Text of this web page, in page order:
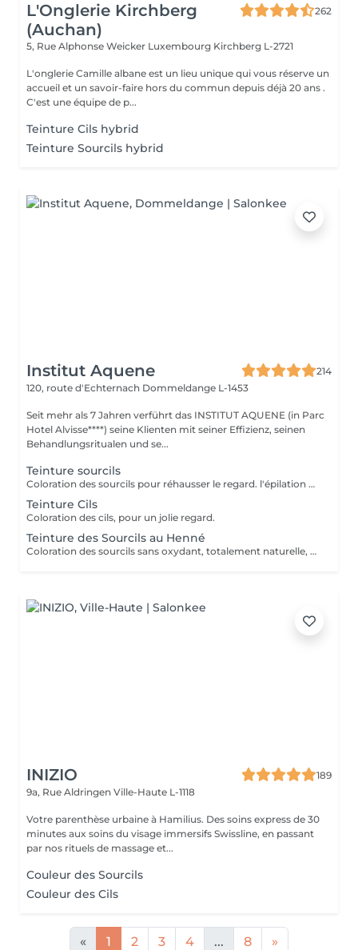
L'Onglerie Kirchberg
(Auchan)
262
5, Rue Alphonse Weicker Luxembourg Kirchberg L-2721
L'onglerie Camille albane est un lieu unique qui vous réserve un
accueil et un savoir-faire hors du commun depuis déjà 20 ans .
C'est une équipe de p...
Teinture Cils hybrid
Teinture Sourcils hybrid
Institut Aquene
214
120, route d'Echternach Dommeldange L-1453
Seit mehr als 7 Jahren verführt das INSTITUT AQUENE (in Parc
Hotel Alvisse****) seine Klienten mit seiner Effizienz, seinen
Behandlungsritualen und se...
Teinture sourcils
Coloration des sourcils pour réhausser le regard. l'épilation des sourcils est conseillé après le soin pour un sourcil plus net.
Teinture Cils
Coloration des cils, pour un jolie regard.
Teinture des Sourcils au Henné
Coloration des sourcils sans oxydant, totalement naturelle, pas de risque d'allergie. Grâce à l'henné, nous pouvons redessiner les sourcils pour donner l'illusion qu'ils sont plus remplis.
INIZIO
189
9a, Rue Aldringen Ville-Haute L-1118
Votre parenthèse urbaine à Hamilius. Des soins express de 30
minutes aux soins du visage immersifs Swissline, en passant
par nos rituels de massage et...
Couleur des Sourcils
Couleur des Cils
« 1 2 3 4 ... 8 »